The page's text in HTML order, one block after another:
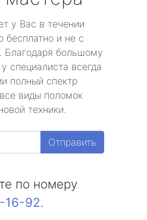
у Вас в течении
бесплатно и не с
Благодаря большому
специалиста всегда
полный спектр
виды поломок
техники.
Отправить
по номеру
16-92.